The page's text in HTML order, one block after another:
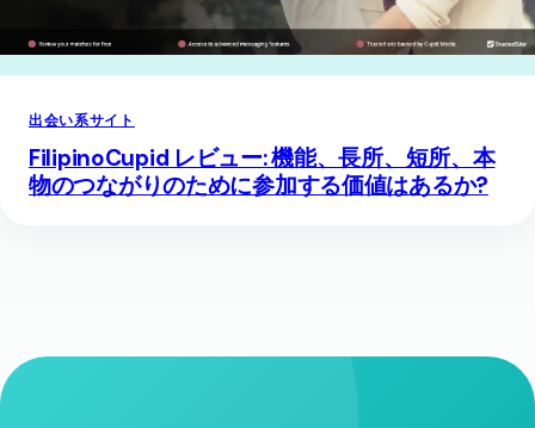
出会い系サイト
FilipinoCupid レビュー: 機能、長所、短所、本
物のつながりのために参加する価値はあるか?